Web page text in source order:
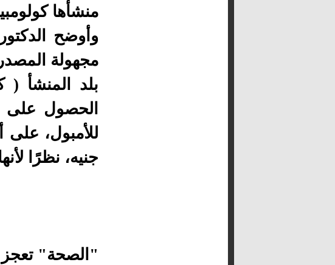
منشأها كولومبيا
وأوضح
مجهولة
بلد المنشأ (
جنيه، نظرًا
"الصحة" تعجز